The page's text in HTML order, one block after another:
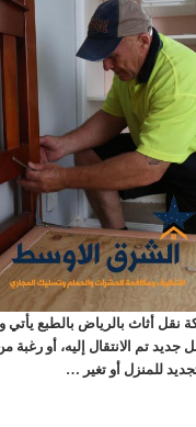
أثاث بالرياض بالطبع يأتي
تم الانتقال إليه، أو رغبة
للمنزل أو تغير …